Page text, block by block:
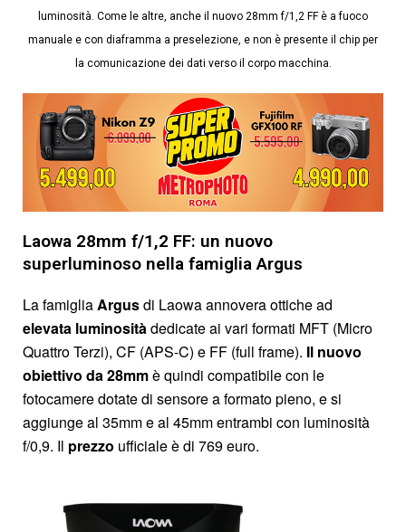
luminosità. Come le altre, anche il nuovo 28mm f/1,2 FF è a fuoco
manuale e con diaframma a preselezione, e non è presente il chip per
la comunicazione dei dati verso il corpo macchina.
Laowa 28mm f/1,2 FF: un nuovo
superluminoso nella famiglia Argus
La famigliaArgusdi Laowa annovera ottiche ad
elevata luminositàdedicate ai vari formati MFT (Micro
Quattro Terzi), CF (APS-C) e FF (full frame). Il nuovo
obiettivo da 28mmè quindi compatibile con le
fotocamere dotate di sensore a formato pieno, e si
aggiunge al 35mm e al 45mm entrambi con luminosità
f/0,9. Il prezzo ufficiale è di 769 euro.